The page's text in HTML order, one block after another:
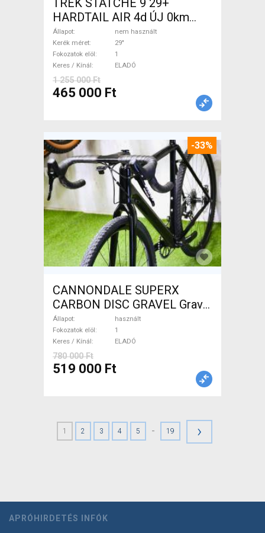
TREK STATCHE 9 29+
HARDTAIL AIR 4d ÚJ 0km
M/L Mountain Bike 29" elöl
teleszkópos nem használt
ELADÓ
Állapot
nem használt
Kerék méret
29"
Fokozatok elöl
1
Keres / Kínál
ELADÓ
1 255 000 Ft
465 000 Ft
-33%
CANNONDALE SUPERX
CARBON DISC GRAVEL Gravel
/ CX tárcsafék használt
ELADÓ
Állapot
használt
Fokozatok elöl
1
Keres / Kínál
ELADÓ
780 000 Ft
519 000 Ft
1 2 3 4 5 - 19 ›
APRÓHIRDETÉS INFÓK